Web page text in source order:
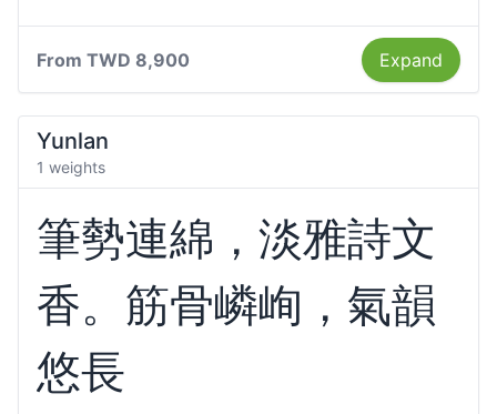
From TWD 8,900 Expand
Yunlan
1 weights
筆勢連綿，淡雅詩文
香。筋骨嶙峋，氣韻
悠長